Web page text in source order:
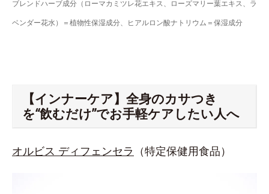
ブレンドハーブ成分（ローマカミツレ花エキス、ローズマリー葉エキス、ラ
ベンダー花水）＝植物性保湿成分、ヒアルロン酸ナトリウム＝保湿成分
【インナーケア】全身のカサつき
を“飲むだけ”でお手軽ケアしたい人へ
オルビス ディフェンセラ （特定保健用食品）